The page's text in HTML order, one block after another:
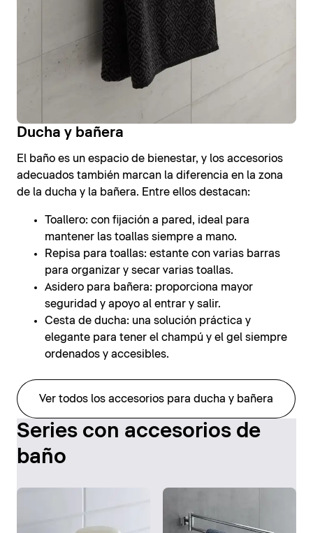
Ducha y bañera
El baño es un espacio de bienestar, y los accesorios
adecuados también marcan la diferencia en la zona
de la ducha y la bañera. Entre ellos destacan:
Toallero: con fijación a pared, ideal para
mantener las toallas siempre a mano.
Repisa para toallas: estante con varias barras
para organizar y secar varias toallas.
Asidero para bañera: proporciona mayor
seguridad y apoyo al entrar y salir.
Cesta de ducha: una solución práctica y
elegante para tener el champú y el gel siempre
ordenados y accesibles.
Ver todos los accesorios para ducha y bañera
Series con accesorios de
baño